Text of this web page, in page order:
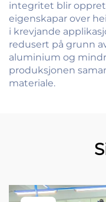
integritet blir
eigenskapar over
i krevjande
redusert på grunn
aluminium og
produksjonen
materiale.